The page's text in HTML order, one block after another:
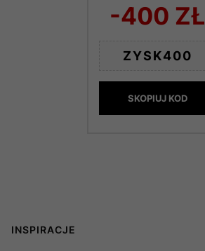
-400 ZŁ
ZYSK400
SKOPIUJ KOD
Linki w stopce
INSPIRACJE